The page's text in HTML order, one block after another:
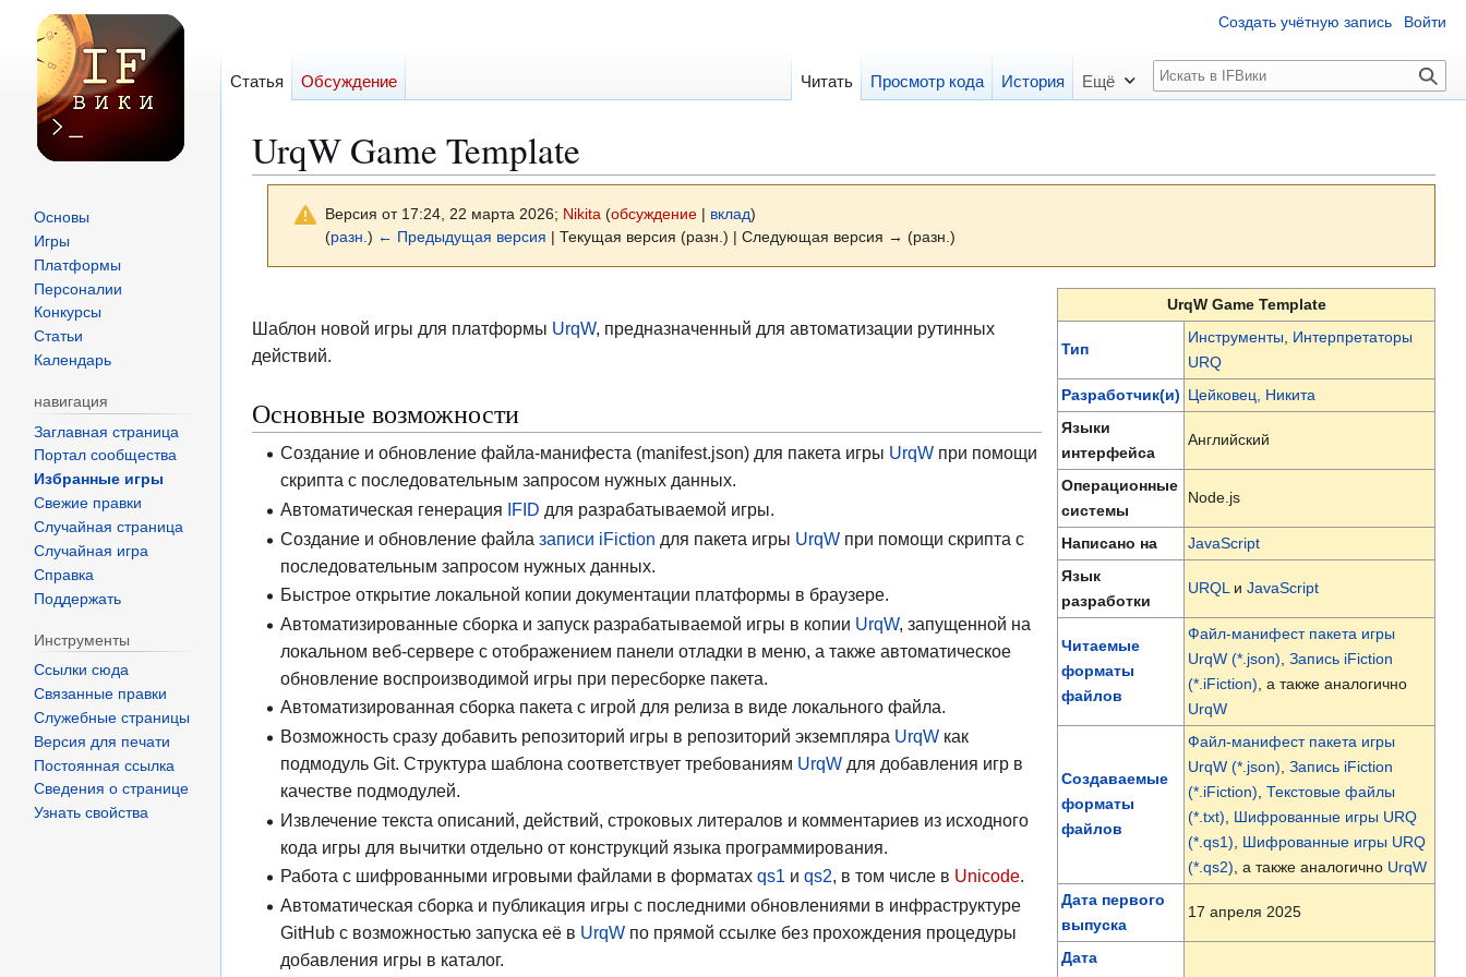
UrqW Game Template
Версия от 17:24, 22 марта 2026; Nikita (обсуждение| вклад)
(разн.) ← Предыдущая версия | Текущая версия (разн.) | Следующая версия → (разн.)
к
навигации
к
поиску
UrqW Game Template
Тип
Инструменты Интерпретаторы
URQ
Разработчик(и) Цейковец, Никита
Языки
интерфейса
Английский
Операционные
системы
Node.js
Написано на
JavaScript
Язык
разработки
URQL иJavaScript
Читаемые
форматы
файлов
Файл-манифест пакета игры
UrqW (*.json) ,Запись iFiction
(*.iFiction) , а также аналогично
UrqW
Создаваемые
форматы
файлов
Файл-манифест пакета игры
UrqW (*.json) ,Запись iFiction
(*.iFiction) ,Текстовые файлы
(*.txt)
Шифрованные игры URQ
(*.qs1)
Шифрованные игры URQ
(*.qs2) , а также аналогично UrqW
Дата первого
выпуска
17 апреля 2025
Дата
Шаблон новой игры для платформы UrqW, предназначенный для автоматизации рутинных
действий.
Основные возможности
Создание и обновление файла-манифеста (manifest.json) для пакета игры UrqWпри помощи
скрипта с последовательным запросом нужных данных.
Автоматическая генерация IFID для разрабатываемой игры.
Создание и обновление файла записи iFiction для пакета игры UrqWпри помощи скрипта с
последовательным запросом нужных данных.
Быстрое открытие локальной копии документации платформы в браузере.
Автоматизированные сборка и запуск разрабатываемой игры в копии UrqW, запущенной на
локальном веб-сервере с отображением панели отладки в меню, а также автоматическое
обновление воспроизводимой игры при пересборке пакета.
Автоматизированная сборка пакета с игрой для релиза в виде локального файла.
Возможность сразу добавить репозиторий игры в репозиторий экземпляра UrqWкак
подмодуль Git. Структура шаблона соответствует требованиям UrqWдля добавления игр в
качестве подмодулей.
Извлечение текста описаний, действий, строковых литералов и комментариев из исходного
кода игры для вычитки отдельно от конструкций языка программирования.
Работа с шифрованными игровыми файлами в форматах qs1 и qs2, в том числе в Unicode.
Автоматическая сборка и публикация игры с последними обновлениями в инфраструктуре
GitHub с возможностью запуска её в UrqWпо прямой ссылке без прохождения процедуры
добавления игры в каталог.
Создать учётную запись Войти
Статья Обсуждение Читать Просмотр кода История Ещё
П
о
к
Основы
Игры
Платформы
Персоналии
Конкурсы
Статьи
Календарь
навигация
Заглавная страница
Портал сообщества
Избранные игры
Свежие правки
Случайная страница
Случайная игра
Справка
Поддержать
Инструменты
Ссылки сюда
Связанные правки
Служебные страницы
Версия для печати
Постоянная ссылка
Сведения о странице
Узнать свойства